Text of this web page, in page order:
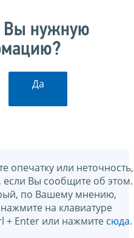
нужную
Да
опечатку или неточность,
Вы сообщите об этом.
по Вашему мнению,
на клавиатуре
+ Enter или нажмите сюда.